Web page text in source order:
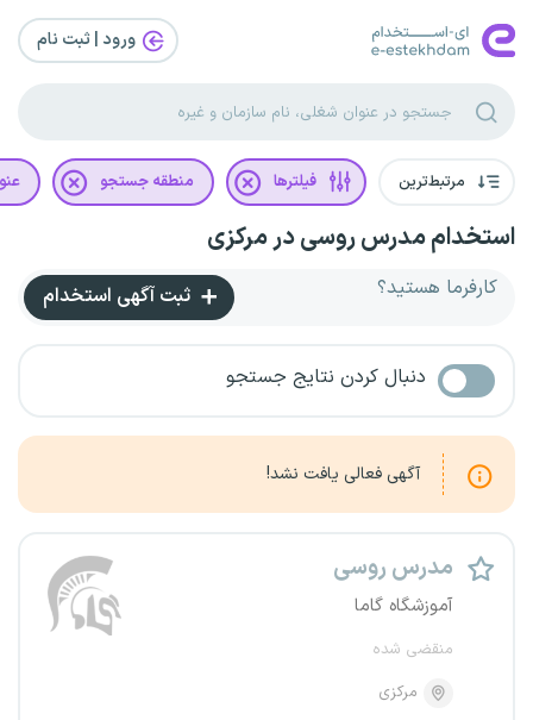
ورود | ثبت‌ نام
مرتبط‌ترین فیلترها منطقه جستجو
استخدام مدرس روسی در مرکزی
کارفرما هستید؟ ثبت آگهی استخدام
دنبال کردن نتایج جستجو
آگهی فعالی یافت نشد!
مدرس روسی
آموزشگاه گاما
منقضی شده
مرکزی